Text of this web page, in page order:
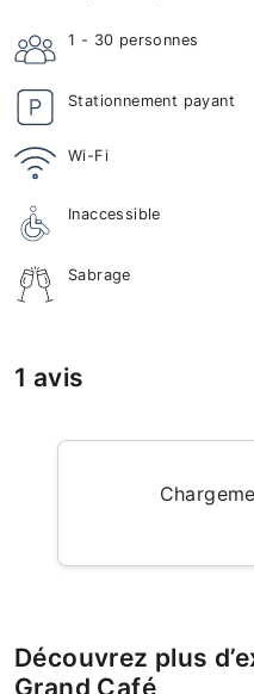
1 - 30 personnes
Stationnement payant
Wi-Fi
Inaccessible
Sabrage
1 avis
Découvrez plus
Grand Café